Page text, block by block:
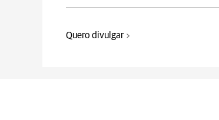
Quero divulgar